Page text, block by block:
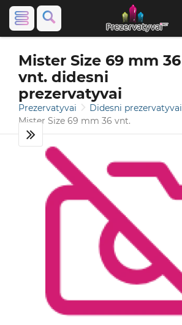
Mister Size 69 mm 36
vnt. didesni
prezervatyvai
Prezervatyvai
Didesni prezervatyvai
Mister Size 69 mm 36 vnt.